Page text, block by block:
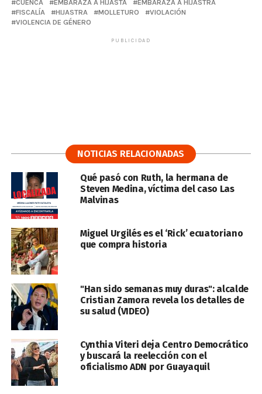
CUENCA EMBARAZA A HIJASTA
EMBARAZA A HIJASTRA
FISCALÍA
HIJASTRA MOLLETURO
VIOLACIÓN
VIOLENCIA DE GÉNERO
PUBLICIDAD
NOTICIAS RELACIONADAS
Qué pasó con Ruth, la hermana de
Steven Medina, víctima del caso Las
Malvinas
Miguel Urgilés es el ‘Rick’ ecuatoriano
que compra historia
"Han sido semanas muy duras": alcalde
Cristian Zamora revela los detalles de
su salud (VIDEO)
Cynthia Viteri deja Centro Democrático
y buscará la reelección con el
oficialismo ADN por Guayaquil